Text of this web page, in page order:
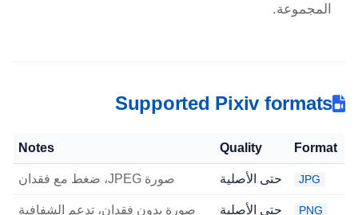
المجموعة.
Supported Pixiv formats
Format
Quality
Notes
JPG حتى الأصلية صورة JPEG، ضغط مع فقدان
PNG حتى الأصلية صورة بدون فقدان، تدعم الشفافية